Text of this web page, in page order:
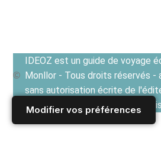
Modifier vos préférences
IDEOZ est un guide de voyage
Monllor - Tous droits réservés -
sans autorisation écrite de
Voir les Conditions générales